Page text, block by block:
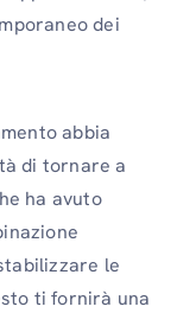
dei
abbia
di tornare a
ha avuto
le
ti fornirà una